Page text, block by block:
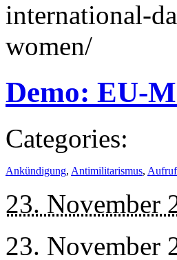
international-
women/
Demo: EU-
Categories:
Ankündigung, Antimilitarismus,
23. November
23. November